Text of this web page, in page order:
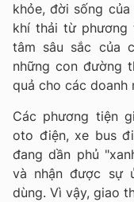
khỏe, đời sống
khí thải từ phương
tâm sâu sắc của
những con đường
quả cho các doanh
Các phương tiện
oto điện, xe bus
đang dần phủ
và nhận được sự
dùng. Vì vậy, giao